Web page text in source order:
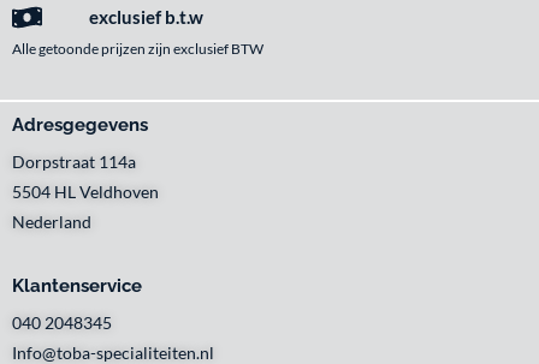
exclusief b.t.w
Alle getoonde prijzen zijn exclusief BTW
Adresgegevens
Dorpstraat 114a
5504 HL Veldhoven
Nederland
Klantenservice
040 2048345
Info@toba-specialiteiten.nl